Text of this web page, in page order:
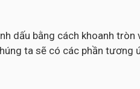
dấu bằng cách khoanh
ta sẽ có các phần tương